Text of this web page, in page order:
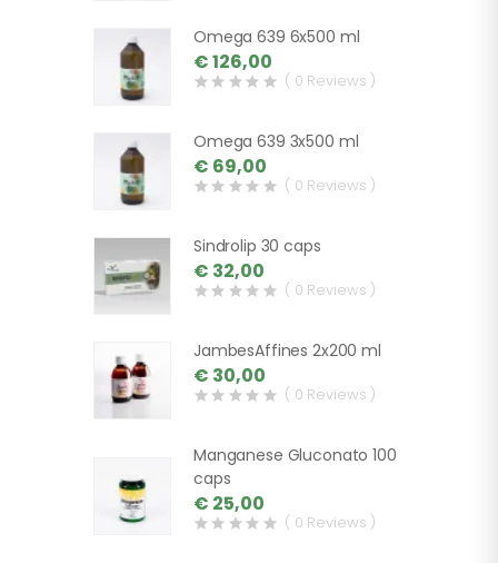
Omega 639 6x500 ml
€ 126,00
( 0 Reviews )
Omega 639 3x500 ml
€ 69,00
( 0 Reviews )
Sindrolip 30 caps
€ 32,00
( 0 Reviews )
JambesAffines 2x200 ml
€ 30,00
( 0 Reviews )
Manganese Gluconato 100
caps
€ 25,00
( 0 Reviews )